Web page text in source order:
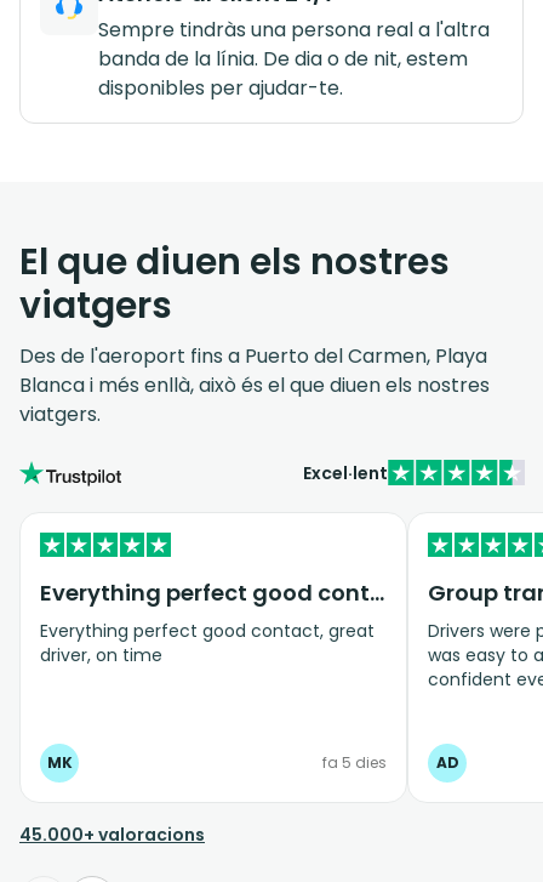
Sempre tindràs una persona real a l'altra
banda de la línia. De dia o de nit, estem
disponibles per ajudar-te.
El que diuen els nostres
viatgers
Des de l'aeroport fins a Puerto del Carmen, Playa
Blanca i més enllà, això és el que diuen els nostres
viatgers.
Excel·lent
Everything perfect good contact
Everything perfect good contact, great
driver, on time
MK fa 5 dies
Drivers were
was easy to
confident
AD
45.000+ valoracions